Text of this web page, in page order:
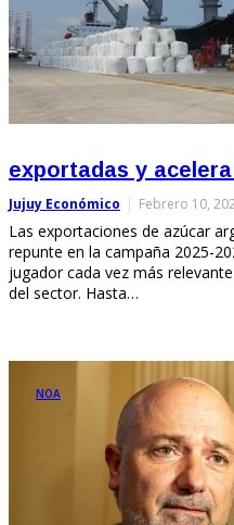
exportadas y
Jujuy Económico Febrero 10,
Las exportaciones de azúcar
repunte en la campaña 2025-
jugador cada vez más
del sector. Hasta…
NOA